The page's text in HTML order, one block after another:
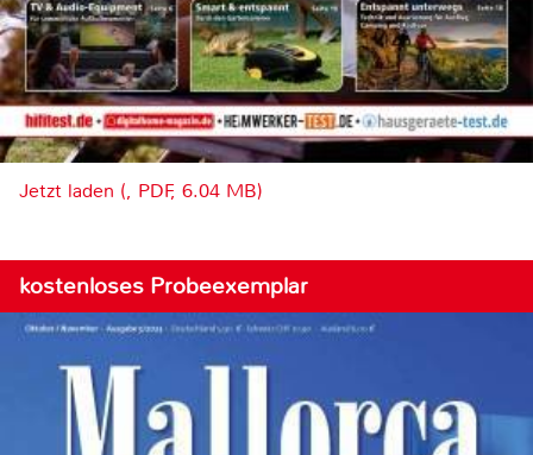
Jetzt laden (, PDF, 6.04 MB)
kostenloses Probeexemplar